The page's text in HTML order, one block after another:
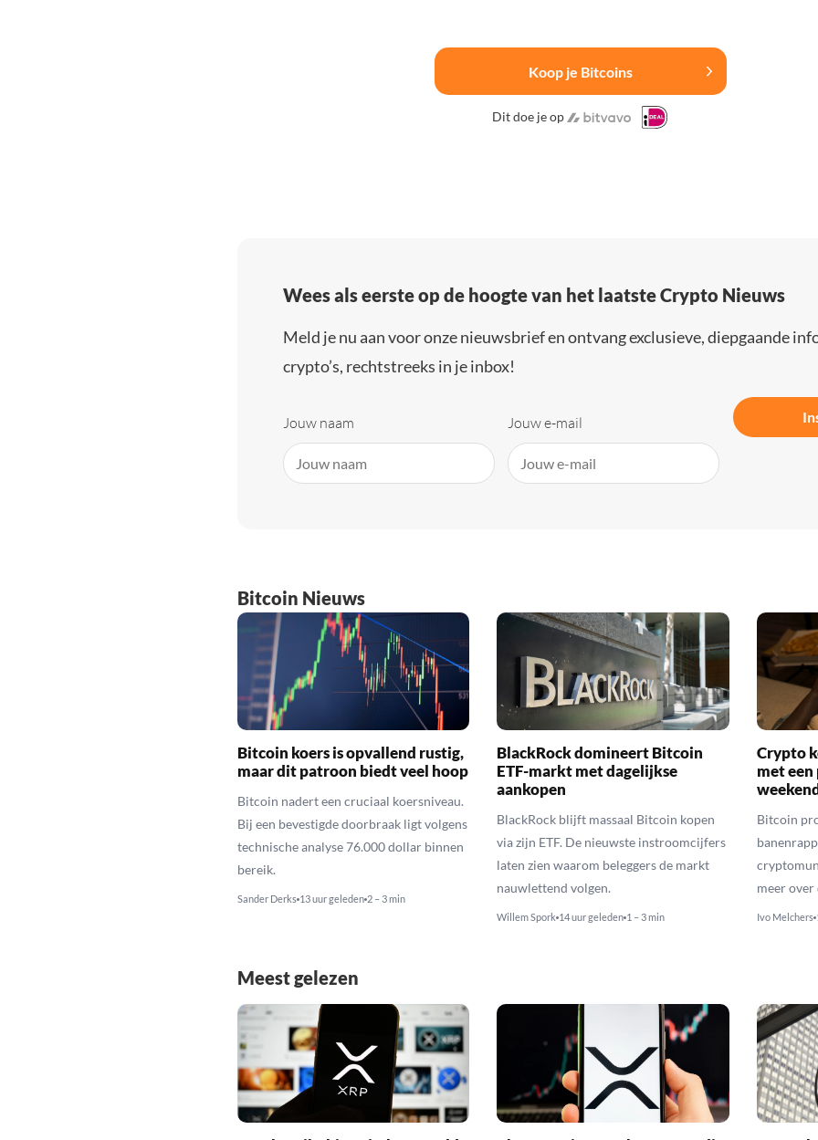
Koop je Bitcoins
Dit doe je op
Wees als eerste op de hoogte van het laatste Crypto Nieuws
Meld je nu aan voor onze nieuwsbrief en ontvang exclusieve, diepgaande
crypto’s, rechtstreeks in je inbox!
Jouw naam Jouw e-mail
Bitcoin Nieuws
Bitcoin koers is opvallend rustig,
maar dit patroon biedt veel hoop
Bitcoin nadert een cruciaal koersniveau.
Bij een bevestigde doorbraak ligt volgens
technische analyse 76.000 dollar binnen
bereik.
Sander Derks 13 uur geleden 2 – 3 min
BlackRock domineert Bitcoin
ETF-markt met dagelijkse
aankopen
BlackRock blijft massaal Bitcoin kopen
via zijn ETF. De nieuwste instroomcijfers
laten zien waarom beleggers de markt
nauwlettend volgen.
Willem Spork 14 uur geleden 1 – 3 min
Crypto
met
Bitcoin
meer over
Ivo Melchers
Meest gelezen